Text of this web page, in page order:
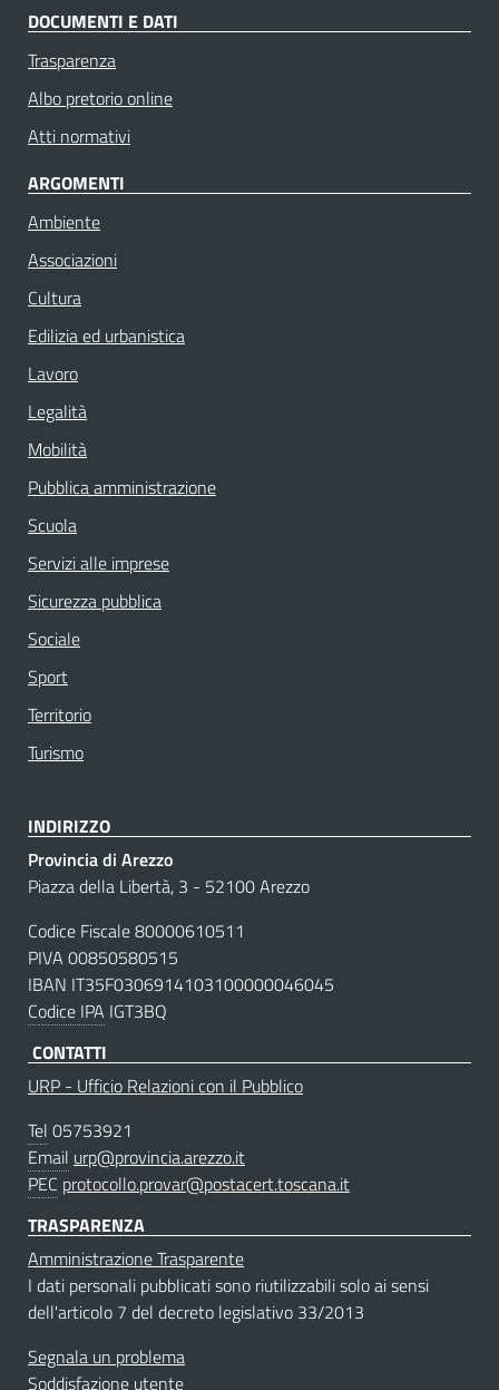
DOCUMENTI E DATI
Trasparenza
Albo pretorio online
Atti normativi
ARGOMENTI
Ambiente
Associazioni
Cultura
Edilizia ed urbanistica
Lavoro
Legalità
Mobilità
Pubblica amministrazione
Scuola
Servizi alle imprese
Sicurezza pubblica
Sociale
Sport
Territorio
Turismo
INDIRIZZO
Provincia di Arezzo
Piazza della Libertà, 3 - 52100 Arezzo
Codice Fiscale 80000610511
PIVA 00850580515
IBAN IT35F0306914103100000046045
Codice IPA IGT3BQ
CONTATTI
URP - Ufficio Relazioni con il Pubblico
Tel 05753921
Email urp@provincia.arezzo.it
PEC protocollo.provar@postacert.toscana.it
TRASPARENZA
Amministrazione Trasparente
I dati personali pubblicati sono riutilizzabili solo ai sensi
dell'articolo 7 del decreto legislativo 33/2013
Segnala un problema
Soddisfazione utente